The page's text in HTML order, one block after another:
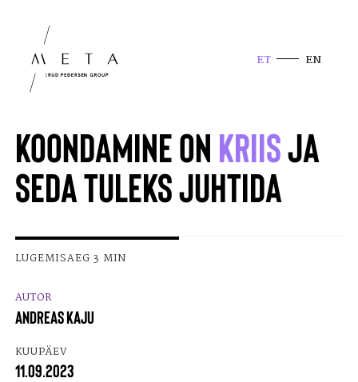
ET EN
KOONDAMINE ON KRIISJA
SEDA TULEKS JUHTIDA
LUGEMISAEG 3 MIN
AUTOR
ANDREAS KAJU
KUUPÄEV
11.09.2023